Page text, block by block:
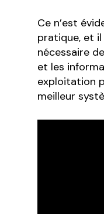
Ce n’est
pratique, et
nécessaire
et les
exploitation
meilleur